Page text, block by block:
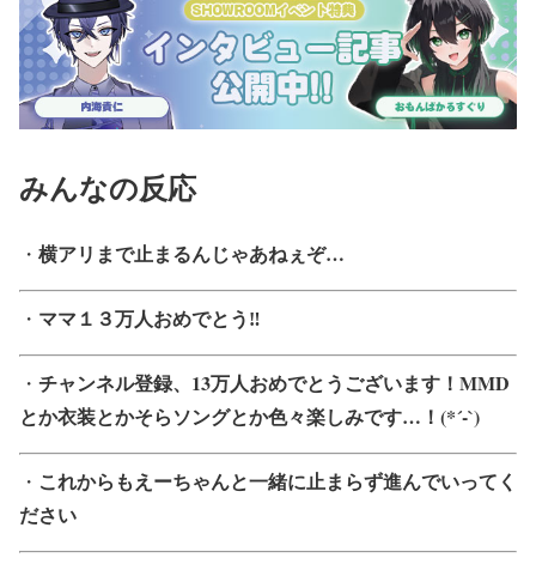
みんなの反応
・ 横アリまで止まるんじゃあねぇぞ…
・ ママ１３万人おめでとう‼
・ チャンネル登録、13万人おめでとうございます！MMD
とか衣装とかそらソングとか色々楽しみです…！(*´-`)
・ これからもえーちゃんと一緒に止まらず進んでいってく
ださい